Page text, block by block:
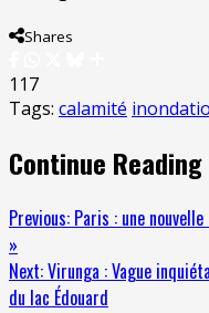
Shares
117
Tags: calamité
Continue Reading
Previous: Paris : une
»
Next:Virunga : Vague
du lac Édouard